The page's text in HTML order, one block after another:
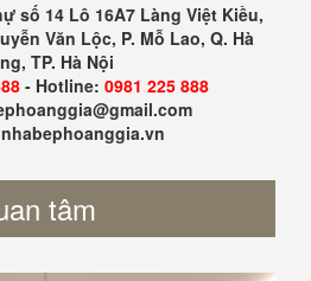
số 14 Lô 16A7 Làng Việt Kiều,
Văn Lộc, P. Mỗ Lao, Q. Hà
TP. Hà Nội
- Hotline: 0981 225 888
tâm